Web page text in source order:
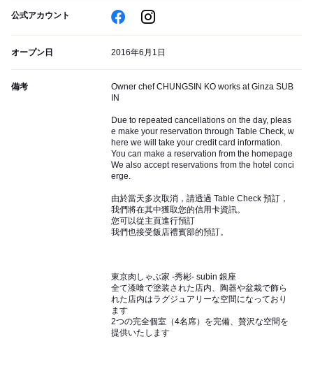
公式アカウント
オープン日 2016年6月1日
備考
Owner chef CHUNGSIN KO works at Ginza SUB
IN
Due to repeated cancellations on the day, pleas
e make your reservation through Table Check, w
here we will take your credit card information.
You can make a reservation from the homepage
We also accept reservations from the hotel conci
erge.
由於當天多次取消，請透過 Table Check 預訂，
我們將在其中獲取您的信用卡資訊。
您可以從主頁進行預訂
我們也接受飯店禮賓部的預訂。
東京肉しゃぶ家 -秀彬- subin 銀座
全て漆喰で塗装された店内、陶器や盆栽で飾ら
れた店内はラグジュアリーな空間になっており
ます
2つの完全個室（4名席）を完備、贅沢な空間を
提供いたします